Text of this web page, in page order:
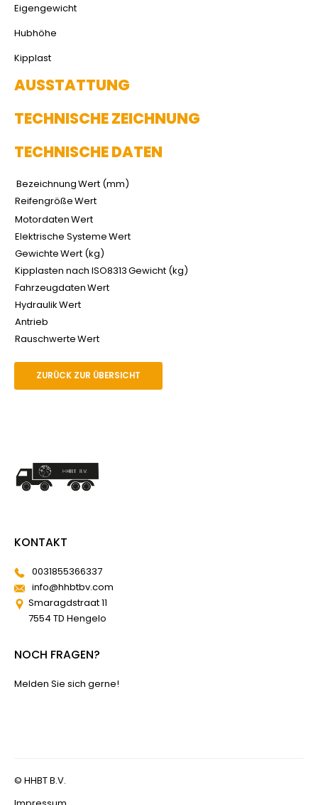
Eigengewicht
Hubhöhe
Kipplast
AUSSTATTUNG
TECHNISCHE ZEICHNUNG
TECHNISCHE DATEN
BezeichnungWert (mm)
ReifengrößeWert
MotordatenWert
Elektrische SystemeWert
GewichteWert (kg)
Kipplasten nach ISO8313Gewicht (kg)
FahrzeugdatenWert
HydraulikWert
Antrieb
RauschwerteWert
ZURÜCK ZUR ÜBERSICHT
KONTAKT
0031855366337
info@hhbtbv.com
Smaragdstraat 11
7554 TD Hengelo
NOCH FRAGEN?
Melden Sie sich gerne!
© HHBT B.V.